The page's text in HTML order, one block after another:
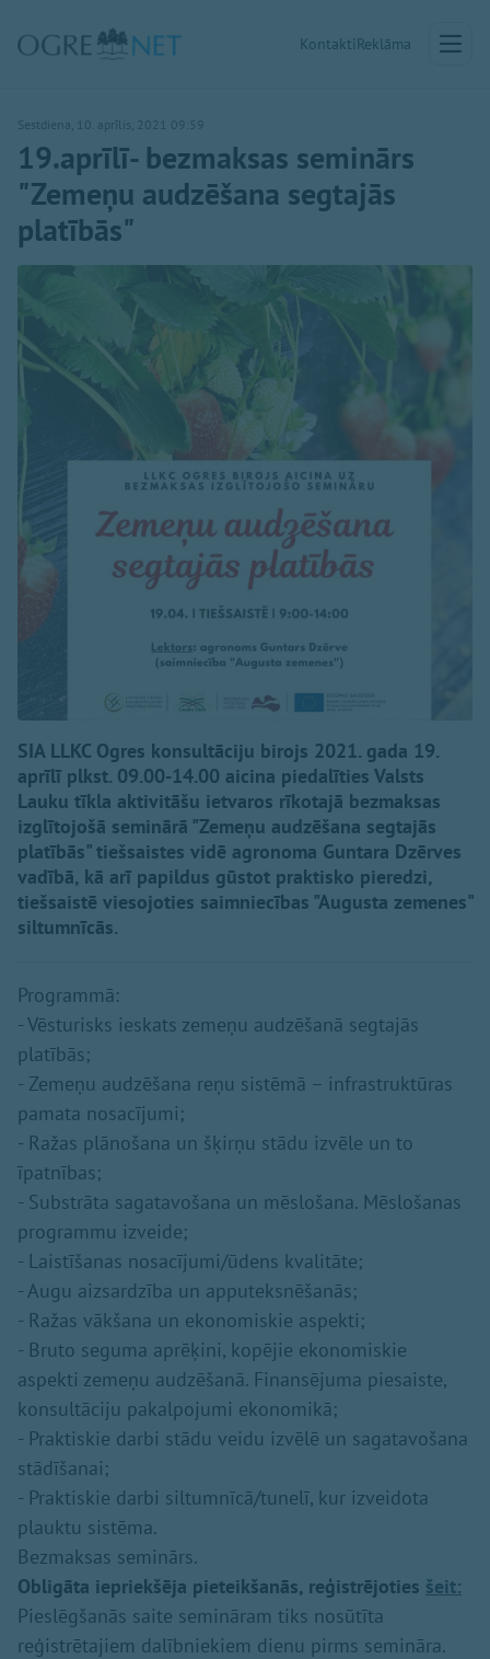
KontaktiReklāma
Sestdiena, 10. aprīlis, 2021 09:59
19.aprīlī- bezmaksas seminārs
"Zemeņu audzēšana segtajās
platībās"
SIA LLKC Ogres konsultāciju birojs 2021. gada 19.
aprīlī plkst. 09.00-14.00 aicina piedalīties Valsts
Lauku tīkla aktivitāšu ietvaros rīkotajā bezmaksas
izglītojošā seminārā "Zemeņu audzēšana segtajās
platībās" tiešsaistes vidē agronoma Guntara Dzērves
vadībā, kā arī papildus gūstot praktisko pieredzi,
tiešsaistē viesojoties saimniecības "Augusta zemenes"
siltumnīcās.
Programmā:
- Vēsturisks ieskats zemeņu audzēšanā segtajās
platībās;
- Zemeņu audzēšana reņu sistēmā – infrastruktūras
pamata nosacījumi;
- Ražas plānošana un šķirņu stādu izvēle un to
īpatnības;
- Substrāta sagatavošana un mēslošana. Mēslošanas
programmu izveide;
- Laistīšanas nosacījumi/ūdens kvalitāte;
- Augu aizsardzība un apputeksnēšanās;
- Ražas vākšana un ekonomiskie aspekti;
- Bruto seguma aprēķini, kopējie ekonomiskie
aspekti zemeņu audzēšanā. Finansējuma piesaiste,
konsultāciju pakalpojumi ekonomikā;
- Praktiskie darbi stādu veidu izvēlē un sagatavošana
stādīšanai;
- Praktiskie darbi siltumnīcā/tunelī, kur izveidota
plauktu sistēma.
Bezmaksas seminārs.
Obligāta iepriekšēja pieteikšanās, reģistrējoties šeit:
Pieslēgšanās saite semināram tiks nosūtīta
reģistrētajiem dalībniekiem dienu pirms semināra.